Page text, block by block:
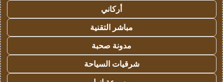
أركاني
مباشر التقنية
مدونة صحبة
شرقيات السياحة